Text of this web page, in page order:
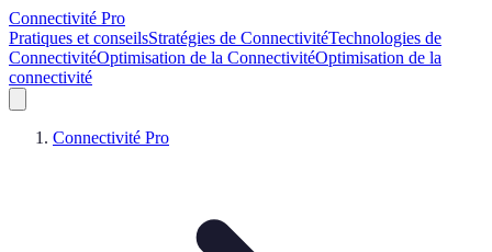
Connectivité Pro
Pratiques et conseilsStratégies de ConnectivitéTechnologies de
ConnectivitéOptimisation de la ConnectivitéOptimisation de la
connectivité
Connectivité Pro